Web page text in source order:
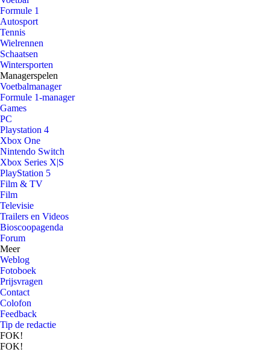
Formule 1
Autosport
Tennis
Wielrennen
Schaatsen
Wintersporten
Managerspelen
Voetbalmanager
Formule 1-manager
Games
PC
Playstation 4
Xbox One
Nintendo Switch
Xbox Series X|S
PlayStation 5
Film & TV
Film
Televisie
Trailers en Videos
Bioscoopagenda
Forum
Meer
Weblog
Fotoboek
Prijsvragen
Contact
Colofon
Feedback
Tip de redactie
FOK!
FOK!